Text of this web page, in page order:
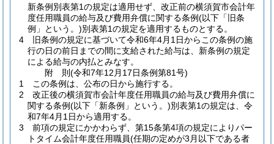
新条例別表第1の規定は適用せず、改正前の横須賀市会計年
度任用職員の給与及び費用弁償に関する条例(以下「旧条
例」という。)別表第1の規定を適用するものとする。
4
旧条例の規定に基づいて令和6年4月1日からこの条例の施
行の日の前日までの間に支給された給与は、新条例の規定
による給与の内払とみなす。
附 則(令和7年12月17日条例第81号)
1
この条例は、公布の日から施行する。
2
改正後の横須賀市会計年度任用職員の給与及び費用弁償に
関する条例(以下「新条例」という。)別表第1の規定は、令
和7年4月1日から適用する。
3
前項の規定にかかわらず、第15条第4項の規定によりパー
トタイム会計年度任用職員(任期の定めが3月以下である者